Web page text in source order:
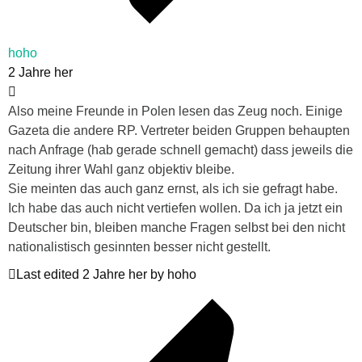
hoho
2 Jahre her
Also meine Freunde in Polen lesen das Zeug noch. Einige
Gazeta die andere RP. Vertreter beiden Gruppen behaupten
nach Anfrage (hab gerade schnell gemacht) dass jeweils die
Zeitung ihrer Wahl ganz objektiv bleibe.
Sie meinten das auch ganz ernst, als ich sie gefragt habe.
Ich habe das auch nicht vertiefen wollen. Da ich ja jetzt ein
Deutscher bin, bleiben manche Fragen selbst bei den nicht
nationalistisch gesinnten besser nicht gestellt.
Last edited 2 Jahre her by hoho